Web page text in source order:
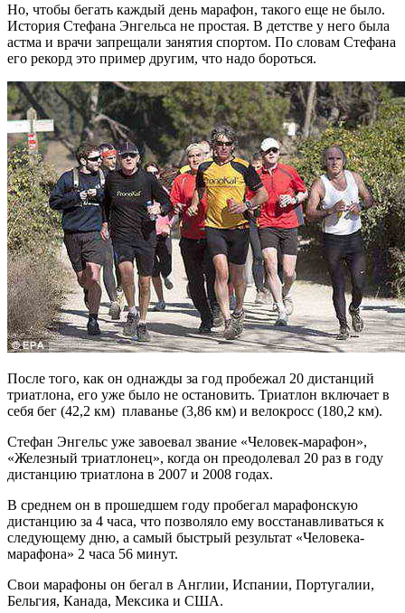
Но, чтобы бегать каждый день марафон, такого еще не было.
История Стефана Энгельса не простая. В детстве у него была
астма и врачи запрещали занятия спортом. По словам Стефана
его рекорд это пример другим, что надо бороться.
После того, как он однажды за год пробежал 20 дистанций
триатлона, его уже было не остановить. Триатлон включает в
себя бег (42,2 км) плаванье (3,86 км) и велокросс (180,2 км).
Стефан Энгельс уже завоевал звание «Человек-марафон»,
«Железный триатлонец», когда он преодолевал 20 раз в году
дистанцию триатлона в 2007 и 2008 годах.
В среднем он в прошедшем году пробегал марафонскую
дистанцию за 4 часа, что позволяло ему восстанавливаться к
следующему дню, а самый быстрый результат «Человека-
марафона» 2 часа 56 минут.
Свои марафоны он бегал в Англии, Испании, Португалии,
Бельгия, Канада, Мексика и США.